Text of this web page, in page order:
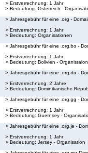
> Erstverrechnung: 1 Jahr
> Bedeutung: Österreich -
> Jahresgebühr für eine .org -
> Erstverrechnung: 1 Jahr
> Bedeutung: Organisationen
> Jahresgebühr für eine .org.bo -
> Erstverrechnung: 1 Jahr
> Bedeutung: Bolivien - Organistaion
> Jahresgebühr für eine .org.do -
> Erstverrechnung: 2 Jahre
> Bedeutung: Dominikanische
> Jahresgebühr für eine .org.gg -
> Erstverrechnung: 1 Jahr
> Bedeutung: Guernsey -
> Jahresgebühr für eine .org.je -
> Erstverrechnung: 1 Jahr
> Bedeutung: Jersey - Organisation